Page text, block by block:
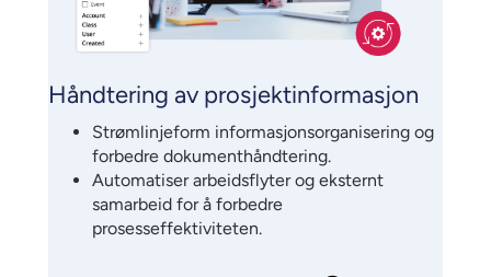
Håndtering av prosjektinformasjon
Strømlinjeform informasjonsorganisering og
forbedre dokumenthåndtering.
Automatiser arbeidsflyter og eksternt
samarbeid for å forbedre
prosesseffektiviteten.